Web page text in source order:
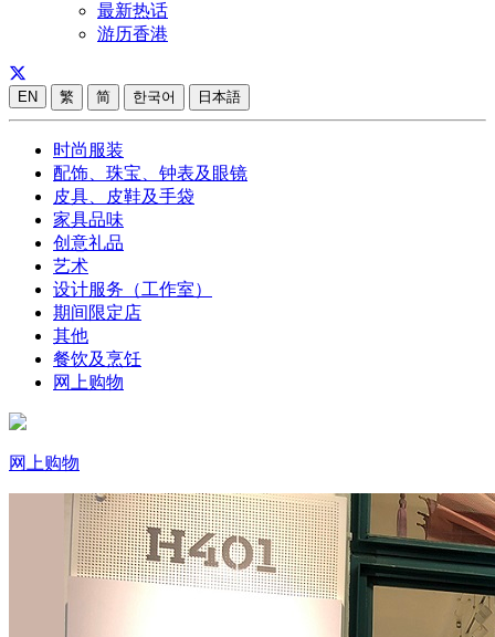
最新热话
游历香港
EN 繁 简 한국어 日本語
时尚服装
配饰、珠宝、钟表及眼镜
皮具、皮鞋及手袋
家具品味
创意礼品
艺术
设计服务（工作室）
期间限定店
其他
餐饮及烹饪
网上购物
网上购物